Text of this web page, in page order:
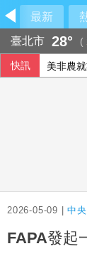
最新
臺北市 28° (
快訊 美非農
2026-05-09 |中
FAPA發起